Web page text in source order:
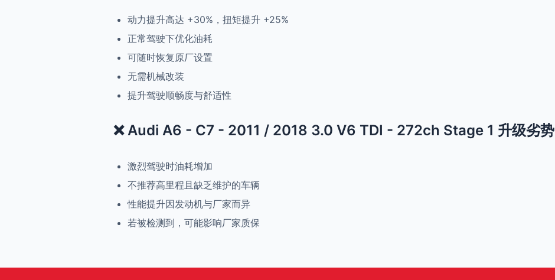
动力提升高达 +30%，扭矩提升 +25%
正常驾驶下优化油耗
可随时恢复原厂设置
无需机械改装
提升驾驶顺畅度与舒适性
❌ Audi A6 - C7 - 2011 / 2018 3.0 V6 TDI - 272ch Stage 1 升级劣势
激烈驾驶时油耗增加
不推荐高里程且缺乏维护的车辆
性能提升因发动机与厂家而异
若被检测到，可能影响厂家质保